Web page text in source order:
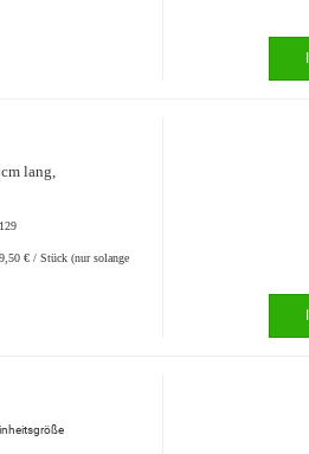
lang,
€ / Stück (nur solange